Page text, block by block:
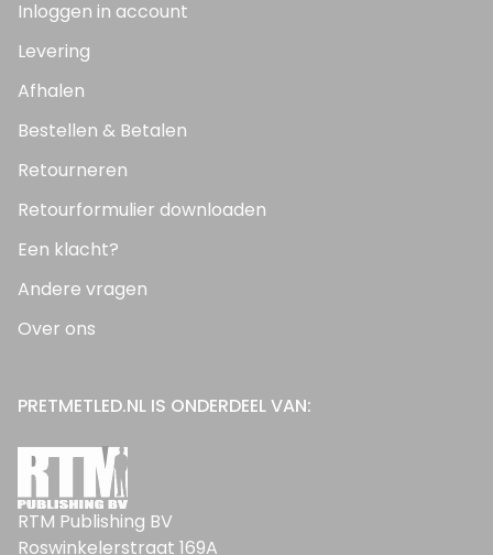
Inloggen in account
Levering
Afhalen
Bestellen & Betalen
Retourneren
Retourformulier downloaden
Een klacht?
Andere vragen
Over ons
PRETMETLED.NL IS ONDERDEEL VAN:
RTM Publishing BV
Roswinkelerstraat 169A